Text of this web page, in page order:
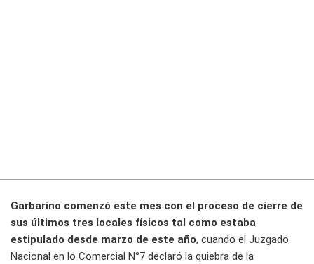
Garbarino comenzó este mes con el proceso de cierre de
sus últimos tres locales físicos tal como estaba
estipulado desde marzo de este año, cuando el Juzgado
Nacional en lo Comercial N°7 declaró la quiebra de la